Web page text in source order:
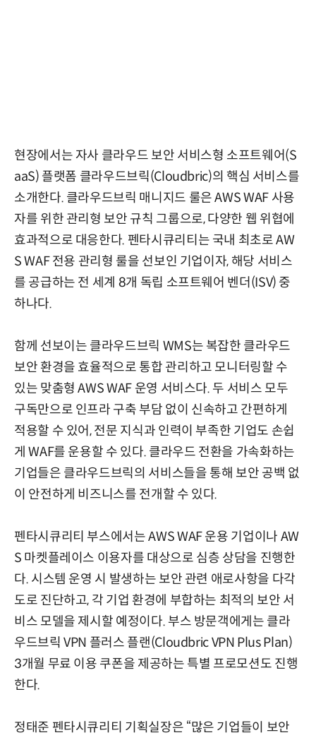
현장에서는 자사 클라우드 보안 서비스형 소프트웨어(S
aaS) 플랫폼 클라우드브릭(Cloudbric)의 핵심 서비스를
소개한다. 클라우드브릭 매니지드 룰은 AWS WAF 사용
자를 위한 관리형 보안 규칙 그룹으로, 다양한 웹 위협에
효과적으로 대응한다. 펜타시큐리티는 국내 최초로 AW
S WAF 전용 관리형 룰을 선보인 기업이자, 해당 서비스
를 공급하는 전 세계 8개 독립 소프트웨어 벤더(ISV) 중
하나다.
함께 선보이는 클라우드브릭 WMS는 복잡한 클라우드
보안 환경을 효율적으로 통합 관리하고 모니터링할 수
있는 맞춤형 AWS WAF 운영 서비스다. 두 서비스 모두
구독만으로 인프라 구축 부담 없이 신속하고 간편하게
적용할 수 있어, 전문 지식과 인력이 부족한 기업도 손쉽
게 WAF를 운용할 수 있다. 클라우드 전환을 가속화하는
기업들은 클라우드브릭의 서비스들을 통해 보안 공백 없
이 안전하게 비즈니스를 전개할 수 있다.
펜타시큐리티 부스에서는 AWS WAF 운용 기업이나 AW
S 마켓플레이스 이용자를 대상으로 심층 상담을 진행한
다. 시스템 운영 시 발생하는 보안 관련 애로사항을 다각
도로 진단하고, 각 기업 환경에 부합하는 최적의 보안 서
비스 모델을 제시할 예정이다. 부스 방문객에게는 클라
우드브릭 VPN 플러스 플랜(Cloudbric VPN Plus Plan)
3개월 무료 이용 쿠폰을 제공하는 특별 프로모션도 진행
한다.
정태준 펜타시큐리티 기획실장은 “많은 기업들이 보안